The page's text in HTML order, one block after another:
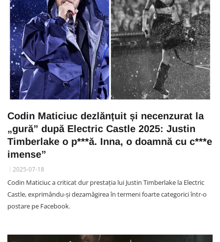
Codin Maticiuc dezlănțuit și necenzurat la
„gură” după Electric Castle 2025: Justin
Timberlake o p***ă. Inna, o doamnă cu c***e
imense”
2025-07-18
Codin Maticiuc a criticat dur prestația lui Justin Timberlake la Electric
Castle, exprimându-și dezamăgirea în termeni foarte categorici într-o
postare pe Facebook.